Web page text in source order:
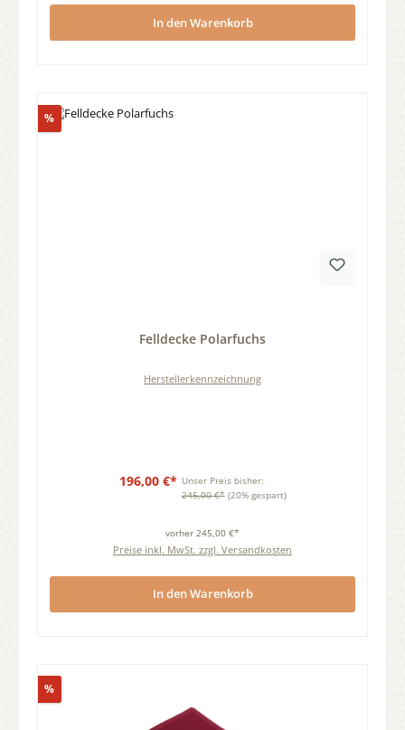
In den Warenkorb
%Rabatt
Felldecke Polarfuchs
Herstellerkennzeichnung
196,00 €* Unser Preis bisher:
245,00 €* (20% gespart)
vorher 245,00 €*
Preise inkl. MwSt. zzgl. Versandkosten
In den Warenkorb
%Rabatt